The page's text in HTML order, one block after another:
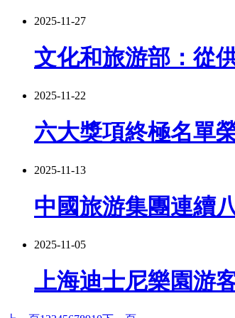
2025-11-27
文化和旅游部：從
2025-11-22
六大獎項終極名單
2025-11-13
中國旅游集團連續
2025-11-05
上海迪士尼樂園游